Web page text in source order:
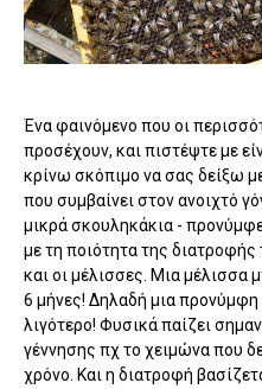
Ένα φαινόμενο που οι
προσέχουν, και πιστέψτε με
κρίνω σκόπιμο να σας δείξω
που συμβαίνει στον ανοιχτό
μικρά σκουληκάκια -
με τη ποιότητα της
και οι μέλισσες. Μια μέλισσα
6 μήνες! Δηλαδή μια
λιγότερο! Φυσικά παίζει
γέννησης πχ το χειμώνα που
χρόνο. Και η διατροφή